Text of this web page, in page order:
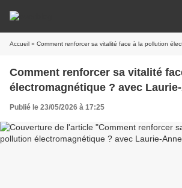
Accueil » Comment renforcer sa vitalité face à la pollution
Comment renforcer sa vitalité
électromagnétique ? avec
Publié le 23/05/2026 à 17:25